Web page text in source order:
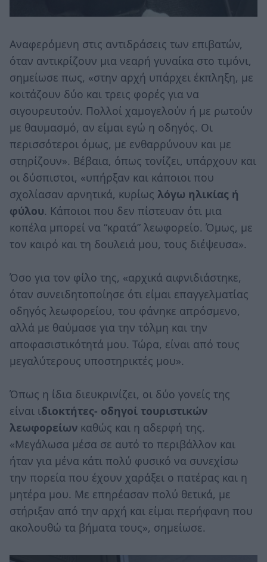
Αναφερόμενη στις αντιδράσεις των επιβατών,
όταν αντικρίζουν μια νεαρή γυναίκα στο τιμόνι,
σημείωσε πως, «στην αρχή υπάρχει έκπληξη, με
κοιτάζουν δύο και τρεις φορές για να
σιγουρευτούν. Πολλοί χαμογελούν ή με ρωτούν
με θαυμασμό, αν είμαι εγώ η οδηγός. Οι
περισσότεροι όμως, με ενθαρρύνουν και με
στηρίζουν». Βέβαια, όπως τονίζει, υπάρχουν και
οι δύσπιστοι, «υπήρξαν και κάποιοι που
σχολίασαν αρνητικά, κυρίως λόγω ηλικίας ή
φύλου. Κάποιοι που δεν πίστευαν ότι μια
κοπέλα μπορεί να “κρατά” λεωφορείο. Όμως, με
τον καιρό και τη δουλειά μου, τους διέψευσα».
Όσο για τον φίλο της, «αρχικά αιφνιδιάστηκε,
όταν συνειδητοποίησε ότι είμαι επαγγελματίας
οδηγός λεωφορείου, του φάνηκε απρόσμενο,
αλλά με θαύμασε για την τόλμη και την
αποφασιστικότητά μου. Τώρα, είναι από τους
μεγαλύτερους υποστηρικτές μου».
Όπως η ίδια διευκρινίζει, οι δύο γονείς της
είναι ιδιοκτήτες- οδηγοί τουριστικών
λεωφορείων καθώς και η αδερφή της.
«Μεγάλωσα μέσα σε αυτό το περιβάλλον και
ήταν για μένα κάτι πολύ φυσικό να συνεχίσω
την πορεία που έχουν χαράξει ο πατέρας και η
μητέρα μου. Με επηρέασαν πολύ θετικά, με
στήριξαν από την αρχή και είμαι περήφανη που
ακολουθώ τα βήματα τους», σημείωσε.